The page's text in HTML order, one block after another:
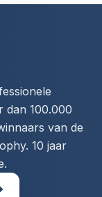
dan 100.000
van de
10 jaar